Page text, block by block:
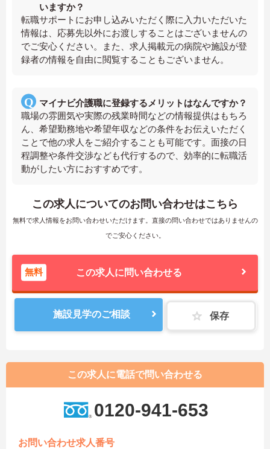
いますか？
転職サポートにお申し込みいただく際に入力いただいた
情報は、応募先以外にお渡しすることはございませんの
でご安心ください。また、求人掲載元の病院や施設が登
録者の情報を自由に閲覧することもございません。
マイナビ介護職に登録するメリットはなんですか？
職場の雰囲気や実際の残業時間などの情報提供はもちろ
ん、希望勤務地や希望年収などの条件をお伝えいただく
ことで他の求人をご紹介することも可能です。面接の日
程調整や条件交渉なども代行するので、効率的に転職活
動がしたい方におすすめです。
この求人についてのお問い合わせはこちら
無料で求人情報をお問い合わせいただけます。直接の問い合わせではありませんの
でご安心ください。
無料 この求人に問い合わせる
施設見学のご相談 保存
この求人に電話で問い合わせる
0120-941-653
お問い合わせ求人番号